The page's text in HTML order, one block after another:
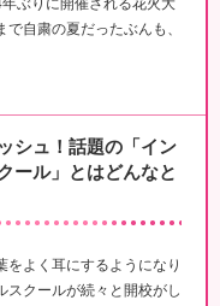
ぶりに開催される花火大
自粛の夏だったぶんも、
シュ！話題の「イン
ール」とはどんなと
をよく耳にするようになり
スクールが続々と開校がし